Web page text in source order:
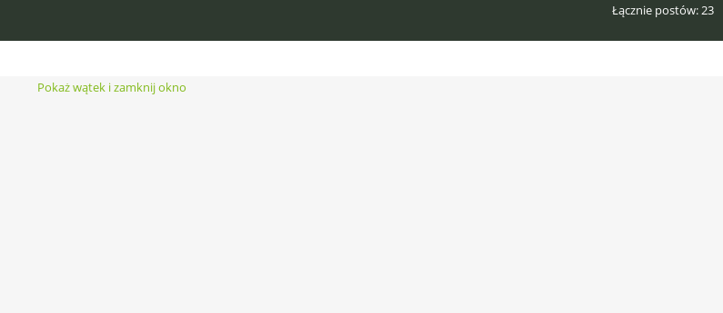
Łącznie postów 23
Pokaż wątek i zamknij okno